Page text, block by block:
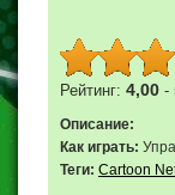
Рейтинг: 4,00 -
Описание:
Как играть:
Теги: Cartoon